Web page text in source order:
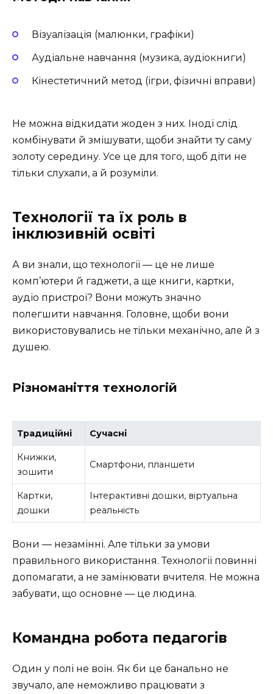
Візуалізація (малюнки, графіки)
Аудіальне навчання (музика, аудіокниги)
Кінестетичний метод (ігри, фізичні вправи)
Не можна відкидати жоден з них. Іноді слід
комбінувати й змішувати, щоби знайти ту саму
золоту середину. Усе це для того, щоб діти не
тільки слухали, а й розуміли.
Технології та їх роль в
інклюзивній освіті
А ви знали, що технології — це не лише
комп’ютери й гаджети, а ще книги, картки,
аудіо пристрої? Вони можуть значно
полегшити навчання. Головне, щоби вони
використовувались не тільки механічно, але й з
душею.
Різноманіття технологій
Традиційні Сучасні
Книжки,
зошити
Смартфони, планшети
Картки,
дошки
Інтерактивні дошки, віртуальна
реальність
Вони — незамінні. Але тільки за умови
правильного використання. Технології повинні
допомагати, а не замінювати вчителя. Не можна
забувати, що основне — це людина.
Командна робота педагогів
Один у полі не воїн. Як би це банально не
звучало, але неможливо працювати з